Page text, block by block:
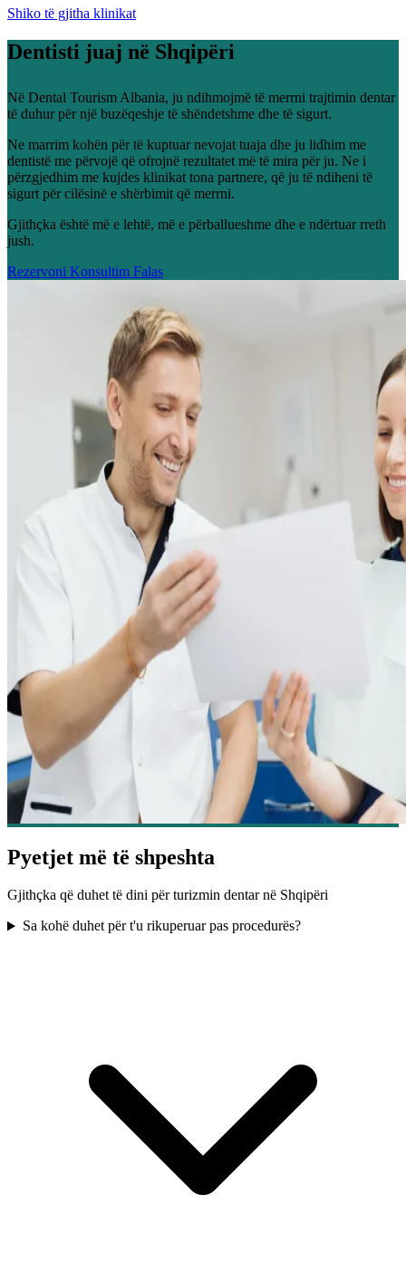
Shiko të gjitha klinikat
Dentisti juaj në Shqipëri
Në Dental Tourism Albania, ju ndihmojmë të merrni trajtimin dentar
të duhur për një buzëqeshje të shëndetshme dhe të sigurt.
Ne marrim kohën për të kuptuar nevojat tuaja dhe ju lidhim me
dentistë me përvojë që ofrojnë rezultatet më të mira për ju. Ne i
përzgjedhim me kujdes klinikat tona partnere, që ju të ndiheni të
sigurt për cilësinë e shërbimit që merrni.
Gjithçka është më e lehtë, më e përballueshme dhe e ndërtuar rreth
jush.
Rezervoni Konsultim Falas
Pyetjet më të shpeshta
Gjithçka që duhet të dini për turizmin dentar në Shqipëri
Sa kohë duhet për t'u rikuperuar pas procedurës?